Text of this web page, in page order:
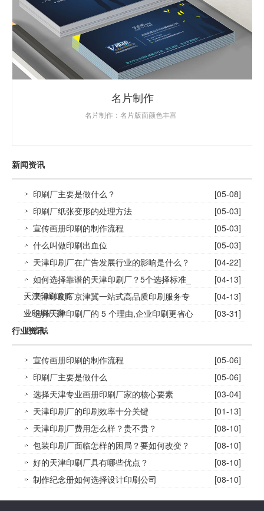
名片制作
名片制作：名片版面颜色丰富
新闻资讯
印刷厂主要是做什么？
[05-08]
印刷厂纸张变形的处理方法
[05-03]
宣传画册印刷的制作流程
[05-03]
什么叫做印刷出血位
[05-03]
天津印刷厂在广告发展行业的影响是什么？
[04-22]
如何选择靠谱的天津印刷厂？5个选择标准_
天津印刷攻略
[04-13]
天津印刷厂京津冀一站式高品质印刷服务专
业印刷厂家
[04-13]
选择天津印刷厂的 5 个理由,企业印刷更省心
更省钱
[03-31]
行业资讯
宣传画册印刷的制作流程
[05-06]
印刷厂主要是做什么
[05-06]
选择天津专业画册印刷厂家的核心要素
[03-04]
天津印刷厂的印刷效率十分关键
[01-13]
天津印刷厂费用怎么样？贵不贵？
[08-10]
包装印刷厂面临怎样的困局？要如何改变？
[08-10]
好的天津印刷厂具有哪些优点？
[08-10]
制作纪念册如何选择设计印刷公司
[08-10]